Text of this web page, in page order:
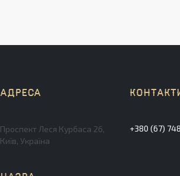
Проспект Леся Курбаса 2б,
Київ, Україна
+380 (67)